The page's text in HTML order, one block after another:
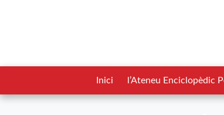
Inici l’Ateneu Enciclopèdic